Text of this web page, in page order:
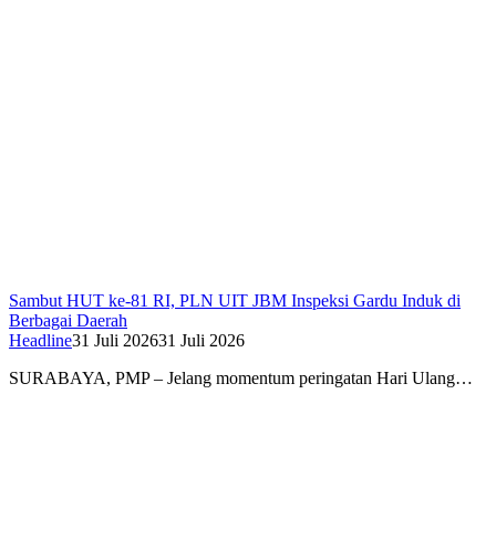
Sambut HUT ke-81 RI, PLN UIT JBM Inspeksi Gardu Induk di
Berbagai Daerah
Headline31 Juli 202631 Juli 2026
SURABAYA, PMP – Jelang momentum peringatan Hari Ulang…